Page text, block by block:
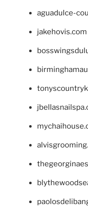
aguadulce-
jakehovis.com